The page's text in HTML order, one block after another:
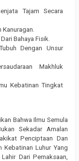
Tajam Secara
Kanuragan.
Bahaya Fisik.
Dengan Unsur
Makhluk
Kebatinan Tingkat
Bahwa Ilmu Semula
Sekadar Amalan
Penciptaan Dan
Kebatinan Luhur Yang
Dari Pemaksaan,